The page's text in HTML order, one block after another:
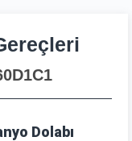
Dolabı